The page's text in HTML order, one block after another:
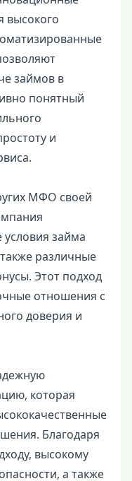
высокого
займов в
понятный
и
МФО своей
условия займа
различные
Этот подход
отношения с
доверия и
которая
Благодаря
высокому
а также